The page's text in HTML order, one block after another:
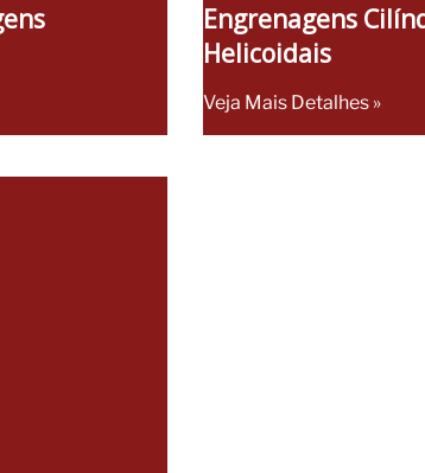
Engrenagens
Helicoidais
Veja Mais Detalhes »